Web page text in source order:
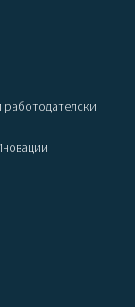
работодателски